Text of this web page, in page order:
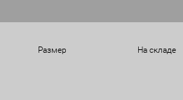
Размер На складе